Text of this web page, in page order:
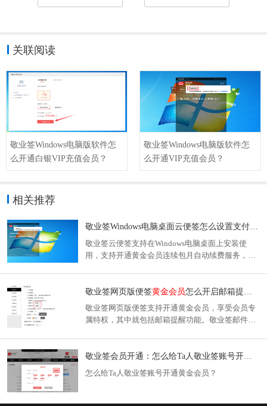
关联阅读
敬业签Windows电脑版软件怎
么开通白银VIP充值会员？
敬业签Windows电脑版软件怎
么开通VIP充值会员？
相关推荐
敬业签Windows电脑桌面云便签怎么设置支付宝自动续费
敬业签云便签支持在Windows电脑桌面上安装使
用，支持开通黄金会员连续包月自动续费服务，享
支付宝自动续费黄金会员呢？
敬业签网页版便签黄金会员怎么开启邮箱提醒个人便签待办事项？
敬业签网页版便签支持开通黄金会员，享受会员专
属特权，其中就包括邮箱提醒功能。敬业签邮件提
便签黄金会员怎么开启邮件提醒个人便签待办事
项？
敬业签会员开通：怎么给Ta人敬业签账号开通
怎么给Ta人敬业签账号开通黄金会员？